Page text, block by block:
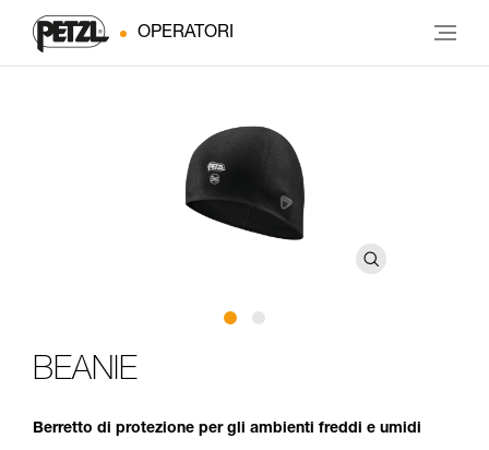
OPERATORI
BEANIE
Berretto di protezione per gli ambienti freddi e umidi